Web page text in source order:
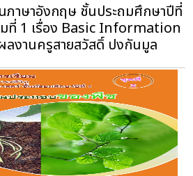
ภาษาอังกฤษ ชั้นประถมศึกษาปีที่
มที่ 1 เรื่อง Basic Information
งานครูสายสวัสดิ์ ปงกันมูล